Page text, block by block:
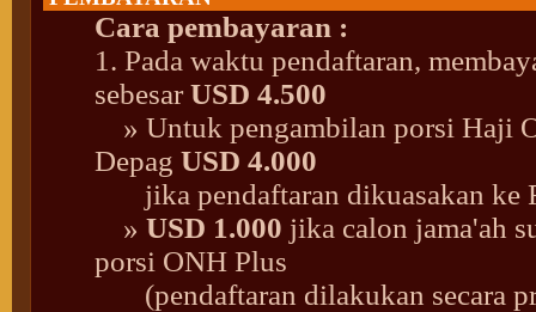
Cara pembayaran :
1. Pada waktu pendaftaran,
sebesar USD 4.500
» Untuk pengambilan porsi Haji
Depag USD 4.000
jika pendaftaran dikuasakan ke
» USD 1.000 jika calon jama'ah
porsi ONH Plus
(pendaftaran dilakukan secara